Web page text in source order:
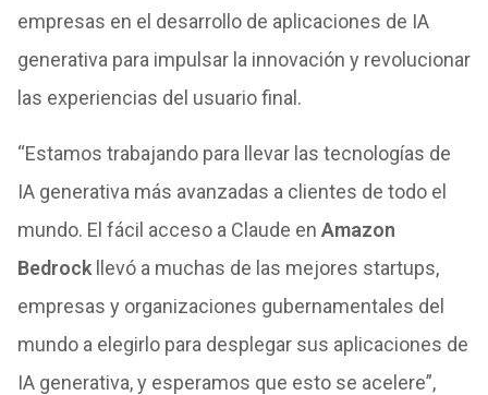
empresas en el desarrollo de aplicaciones de IA
generativa para impulsar la innovación y revolucionar
las experiencias del usuario final.
“Estamos trabajando para llevar las tecnologías de
IA generativa más avanzadas a clientes de todo el
mundo. El fácil acceso a Claude en Amazon
Bedrockllevó a muchas de las mejores startups,
empresas y organizaciones gubernamentales del
mundo a elegirlo para desplegar sus aplicaciones de
IA generativa, y esperamos que esto se acelere”,